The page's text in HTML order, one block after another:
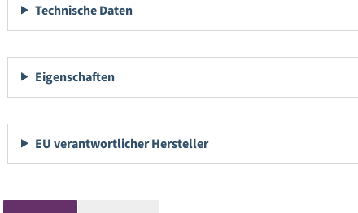
Technische Daten
Eigenschaften
EU verantwortlicher Hersteller